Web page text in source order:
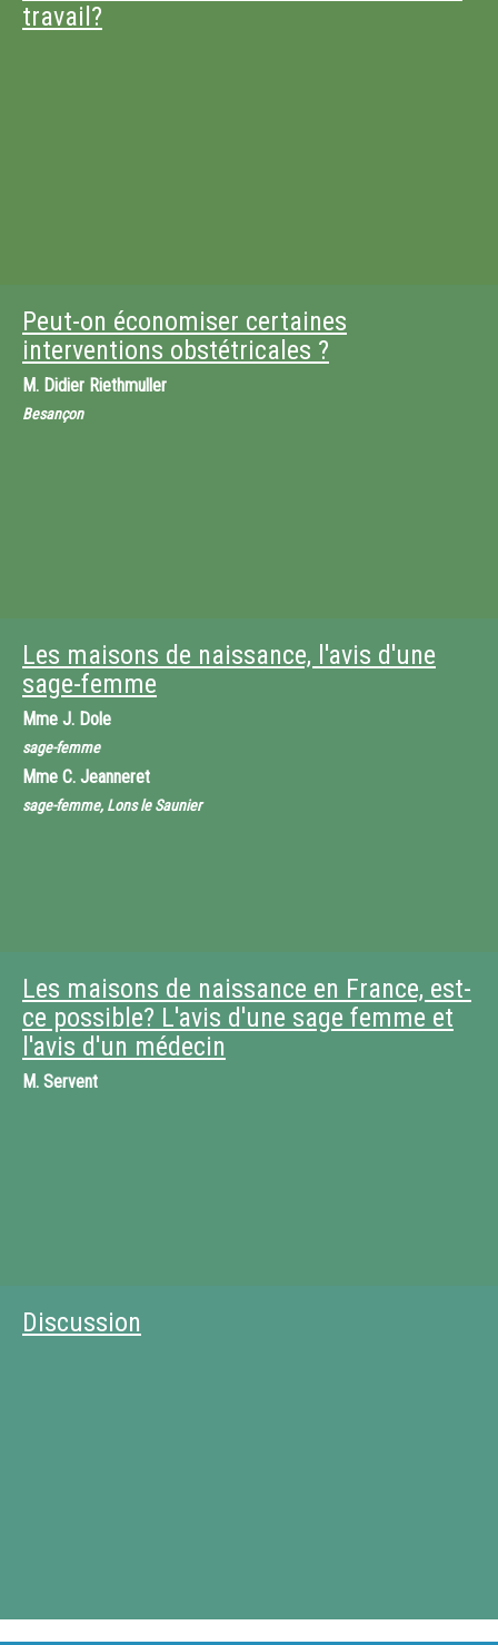
travail?
Peut-on économiser certaines
interventions obstétricales ?
M. Didier Riethmuller
Besançon
Les maisons de naissance, l'avis d'une
sage-femme
Mme J. Dole
sage-femme
Mme C. Jeanneret
sage-femme, Lons le Saunier
Les maisons de naissance en France, est-
ce possible? L'avis d'une sage femme et
l'avis d'un médecin
M. Servent
Discussion